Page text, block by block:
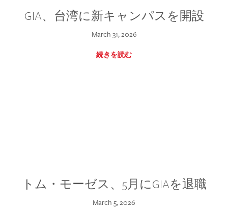
GIA、台湾に新キャンパスを開設
March 31, 2026
続きを読む
トム・モーゼス、5月にGIAを退職
March 5, 2026